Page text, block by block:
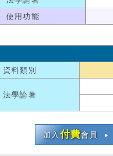
使用功能
資料類別
法學論著
加入付費會員